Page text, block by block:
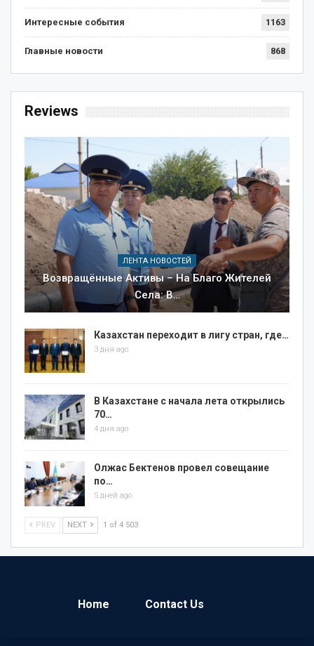
Интересные события 1163
Главные новости 868
Reviews
ЛЕНТА НОВОСТЕЙ
Возвращённые Активы – На Благо Жителей
Села: В…
Казахстан переходит в лигу стран, где…
3 дня ago
В Казахстане с начала лета открылись
70…
4 дня ago
Олжас Бектенов провел совещание
по…
5 дней ago
PREV NEXT 1 of 4 503
Home Contact Us